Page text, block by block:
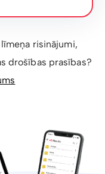
risinājumi,
drošības prasības?